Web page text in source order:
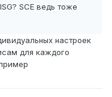
SCE ведь тоже
настроек
для каждого